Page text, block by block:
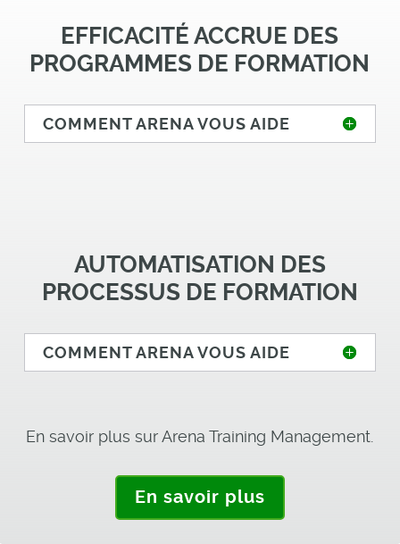
EFFICACITÉ ACCRUE DES
PROGRAMMES DE FORMATION
COMMENT ARENA VOUS AIDE
AUTOMATISATION DES
PROCESSUS DE FORMATION
COMMENT ARENA VOUS AIDE
En savoir plus sur Arena Training Management.
En savoir plus